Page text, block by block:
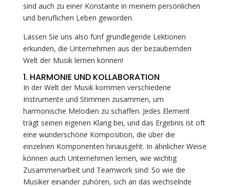
sind auch zu einer Konstante in meinem persönlichen
und beruflichen Leben geworden.
Lassen Sie uns also fünf grundlegende Lektionen
erkunden, die Unternehmen aus der bezaubernden
Welt der Musik lernen können!
1. HARMONIE UND KOLLABORATION
In der Welt der Musik kommen verschiedene
Instrumente und Stimmen zusammen, um
harmonische Melodien zu schaffen. Jedes Element
trägt seinen eigenen Klang bei, und das Ergebnis ist oft
eine wunderschöne Komposition, die über die
einzelnen Komponenten hinausgeht. In ähnlicher Weise
können auch Unternehmen lernen, wie wichtig
Zusammenarbeit und Teamwork sind: So wie die
Musiker einander zuhören, sich an das wechselnde